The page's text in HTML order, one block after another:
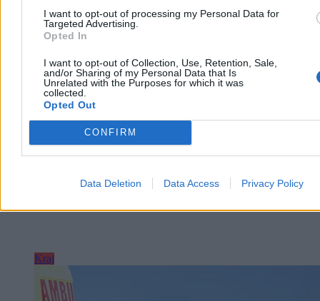
I want to opt-out of processing my Personal Data for
Targeted Advertising.
Opted In
I want to opt-out of Collection, Use, Retention, Sale,
and/or Sharing of my Personal Data that Is
Unrelated with the Purposes for which it was
collected.
Opted Out
CONFIRM
Data Deletion Data Access Privacy Policy
Kasjan Owsianko
Dzisiaj 06:01
Reklama
Reklama
Kraj